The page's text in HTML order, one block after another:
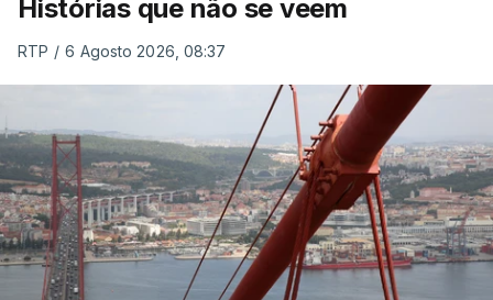
Histórias que não se veem
RTP / 6 Agosto 2026, 08:37